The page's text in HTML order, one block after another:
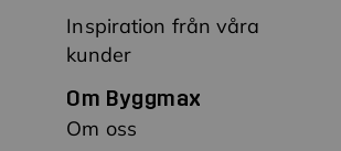
Inspiration från våra
kunder
Om Byggmax
Om oss